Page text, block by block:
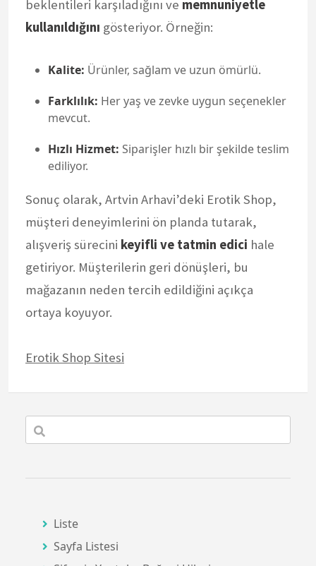
beklentileri karşıladığını ve memnuniyetle
kullanıldığını gösteriyor. Örneğin:
Kalite: Ürünler, sağlam ve uzun ömürlü.
Farklılık: Her yaş ve zevke uygun seçenekler
mevcut.
Hızlı Hizmet: Siparişler hızlı bir şekilde teslim
ediliyor.
Sonuç olarak, Artvin Arhavi’deki Erotik Shop,
müşteri deneyimlerini ön planda tutarak,
alışveriş sürecini keyifli ve tatmin edici hale
getiriyor. Müşterilerin geri dönüşleri, bu
mağazanın neden tercih edildiğini açıkça
ortaya koyuyor.
Erotik Shop Sitesi
Liste
Sayfa Listesi